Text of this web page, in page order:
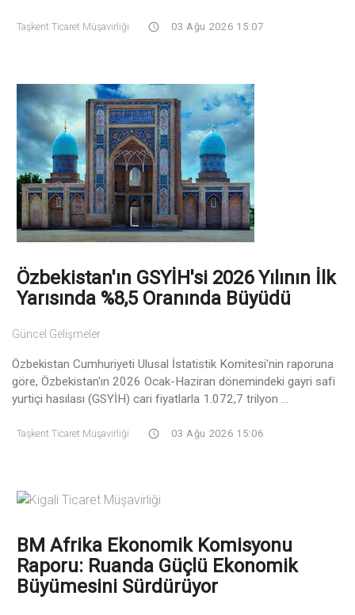
Taşkent Ticaret Müşavirliği 03 Ağu 2026 15:07
Özbekistan'ın GSYİH'si 2026 Yılının İlk
Yarısında %8,5 Oranında Büyüdü
Güncel Gelişmeler
Özbekistan Cumhuriyeti Ulusal İstatistik Komitesi'nin raporuna
göre, Özbekistan'ın 2026 Ocak-Haziran dönemindeki gayri safi
yurtiçi hasılası (GSYİH) cari fiyatlarla 1.072,7 trilyon ...
Taşkent Ticaret Müşavirliği 03 Ağu 2026 15:06
BM Afrika Ekonomik Komisyonu
Raporu: Ruanda Güçlü Ekonomik
Büyümesini Sürdürüyor